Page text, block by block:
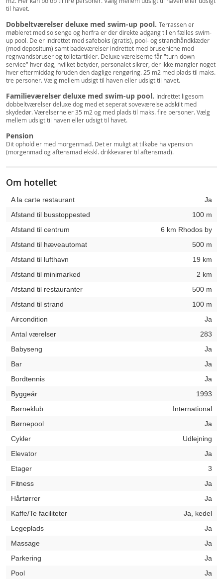
til havet.
Dobbeltværelser deluxe med swim-up pool. Terrassen er
møbleret med solsenge og herfra er der direkte adgang til en fælles swim-
up pool. De er indrettet med safeboks (gratis), pool- og strandhåndklæder
(mod depositum) samt badeværelser indrettet med bruseniche med
regnvandsbruser og toiletartikler. Deluxe værelserne får "turn-down
service" hver dag, hvilket betyder, personalet sikrer, der ikke mangler noget
hver eftermiddag foruden den daglige rengøring. 25 m2 med plads til maks.
tre personer. Vælg mellem udsigt til haven eller udsigt til havet.
Familieværelser deluxe med swim-up pool. Indrettet ligesom
dobbeltværelser deluxe dog med et seperat soveværelse adskilt med
skydedør. Værelserne er 35 m2 og med plads til maks. fire personer. Vælg
mellem udsigt til haven eller udsigt til havet.
Pension
Dit ophold er med morgenmad. Det er muligt at tilkøbe halvpension
(morgenmad og aftensmad ekskl. drikkevarer til aftensmad).
Om hotellet
A la carte restaurant
Ja
Afstand til busstoppested
100 m
Afstand til centrum
6 km Rhodos by
Afstand til hæveautomat
500 m
Afstand til lufthavn
19 km
Afstand til minimarked
2 km
Afstand til restauranter
500 m
Afstand til strand
100 m
Aircondition
Ja
Antal værelser
283
Babyseng
Ja
Bar
Ja
Bordtennis
Ja
Byggeår
1993
Børneklub
International
Børnepool
Ja
Cykler
Udlejning
Elevator
Ja
Etager
3
Fitness
Ja
Hårtørrer
Ja
Kaffe/Te faciliteter
Ja, kedel
Legeplads
Ja
Massage
Ja
Parkering
Ja
Pool
Ja